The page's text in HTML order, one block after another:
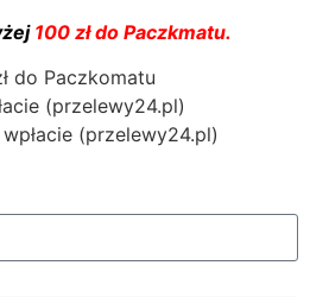
100 zł do Paczkmatu.
do Paczkomatu
(przelewy24.pl)
(przelewy24.pl)